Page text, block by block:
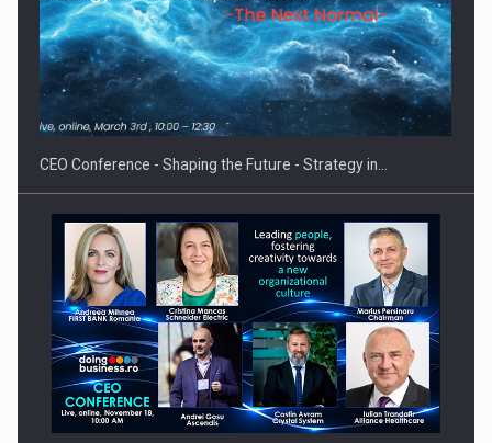
Hard Enduro Piatra Craiului 2026, fueled by benzinariile RO…
CEO Conference - Shaping the Future - Strategy in…